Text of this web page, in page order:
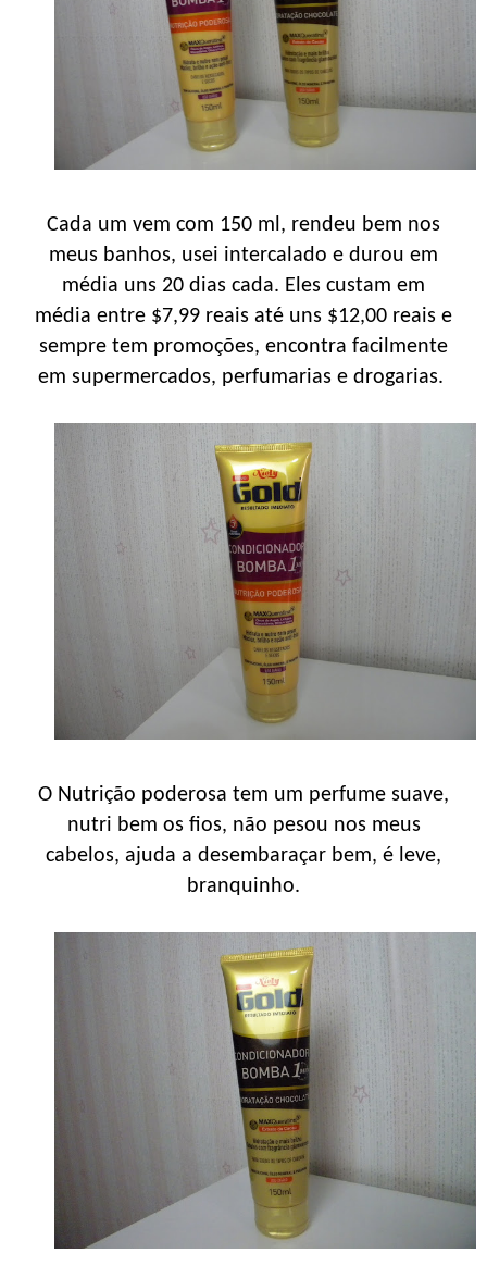
Cada um vem com 150 ml, rendeu bem nos
meus banhos, usei intercalado e durou em
média uns 20 dias cada. Eles custam em
média entre $7,99 reais até uns $12,00 reais e
sempre tem promoções, encontra facilmente
em supermercados, perfumarias e drogarias.
O Nutrição poderosa tem um perfume suave,
nutri bem os fios, não pesou nos meus
cabelos, ajuda a desembaraçar bem, é leve,
branquinho.